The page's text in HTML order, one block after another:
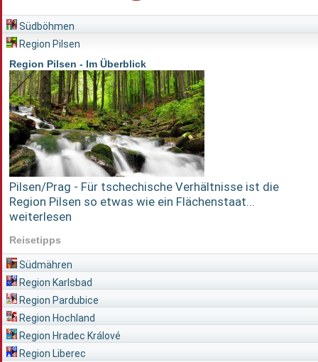
Südböhmen
Region Pilsen
Region Pilsen - Im Überblick
Pilsen/Prag - Für tschechische Verhältnisse ist die
Region Pilsen so etwas wie ein Flächenstaat...
weiterlesen
Reisetipps
Südmähren
Region Karlsbad
Region Pardubice
Region Hochland
Region Hradec Králové
Region Liberec